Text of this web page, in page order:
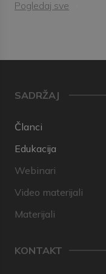
Pogledaj sve
SADRŽAJ
Članci
Edukacija
Webinari
Video materijali
Materijali
KONTAKT